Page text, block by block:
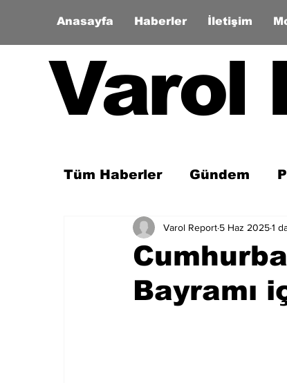
Anasayfa Haberler İletişim
Varol
Tüm Haberler Gündem
Son Dakika Zaman
Bayramı
Varol Report 5 Haz 20251